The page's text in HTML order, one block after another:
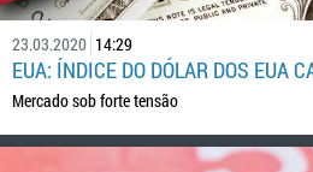
23.03.2020 14:29
EUA: ÍNDICE DO DÓLAR DOS EUA
Mercado sob forte tensão